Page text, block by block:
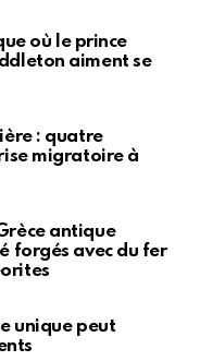
où le prince
aiment se
: quatre
migratoire à
antique
forgés avec du fer
unique peut